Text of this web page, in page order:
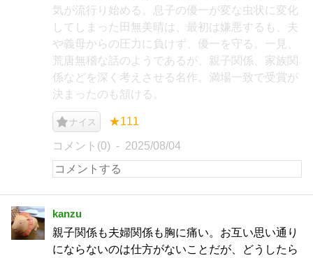
気が流行り始める。息子の優一が変な虫状に変化
してしまった田無美晴は、最初は嫌悪するも、夫
や義母からの圧力に負けず、優一を守る。一見、
荒唐無稽な話のようであるが、親子関係、家族関
係などを深く考えさせる名作。満場一致で受賞が
決まったのも頷ける。
ナイス ★111
コメント(0) 2025/08/04
kanzu
親子関係も夫婦関係も胸に痛い。お互い思い通り
にならないのは仕方がないことだが、どうしたら